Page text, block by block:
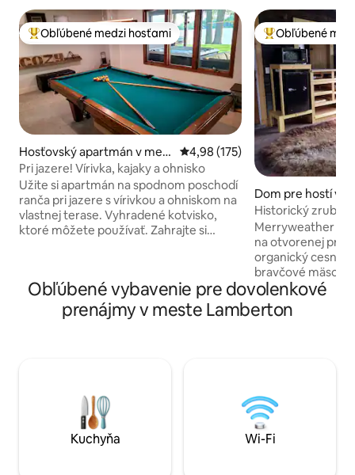
Najobľúbenejšie medzi hosťami
Obľúbené medzi hosťami
Hosťovský apartmán v mest
e Currie
Priemerné ohodnotenie 4,98 z
4,98 (175)
Pri jazere! Vírivka, kajaky a ohnisko
Užite si apartmán na spodnom poschodí
ranča pri jazere s vírivkou a ohniskom na
vlastnej terase. Vyhradené kotvisko,
ktoré môžete používať. Zahrajte si
System a štátny park Shetek State Park!
2 spálne s 5 lôžkami pre 6 dospelých (2
manželské postele/3 XLTwin). Skvelý
Lakeview, vinica, železničné múzeum,
múzeum Laury Ingallsovej a závodná
Najobľúbenejšie
Obľúbené
Dom pre hostí v
nut Grove
Historický zrub z
Merryweather
Merryweather
na otvorenej
organický
bravčové mäso,
výbehu, morky,
milé psy a mačky. Naším cieľom je
poskytnúť
obrazovke. Zrub
posteľ, podkrovie
oddelenými
dennou posteľou. Súkromná moderná
Obľúbené vybavenie pre dovolenkové
prenájmy v meste Lamberton
Kuchyňa Wi-Fi